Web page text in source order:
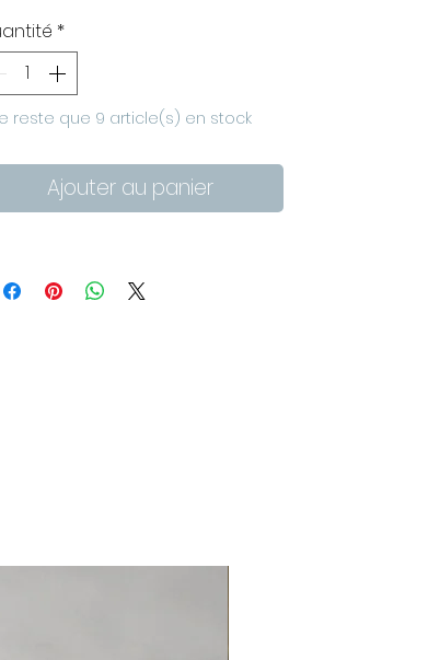
qui se balance entre les
: tour de cou 45 cm et
dos environ 14 cm (dont
et la chaîne sont en laiton
à l'or fin.
*
reste que 9 article(s) en stock
Ajouter au panier